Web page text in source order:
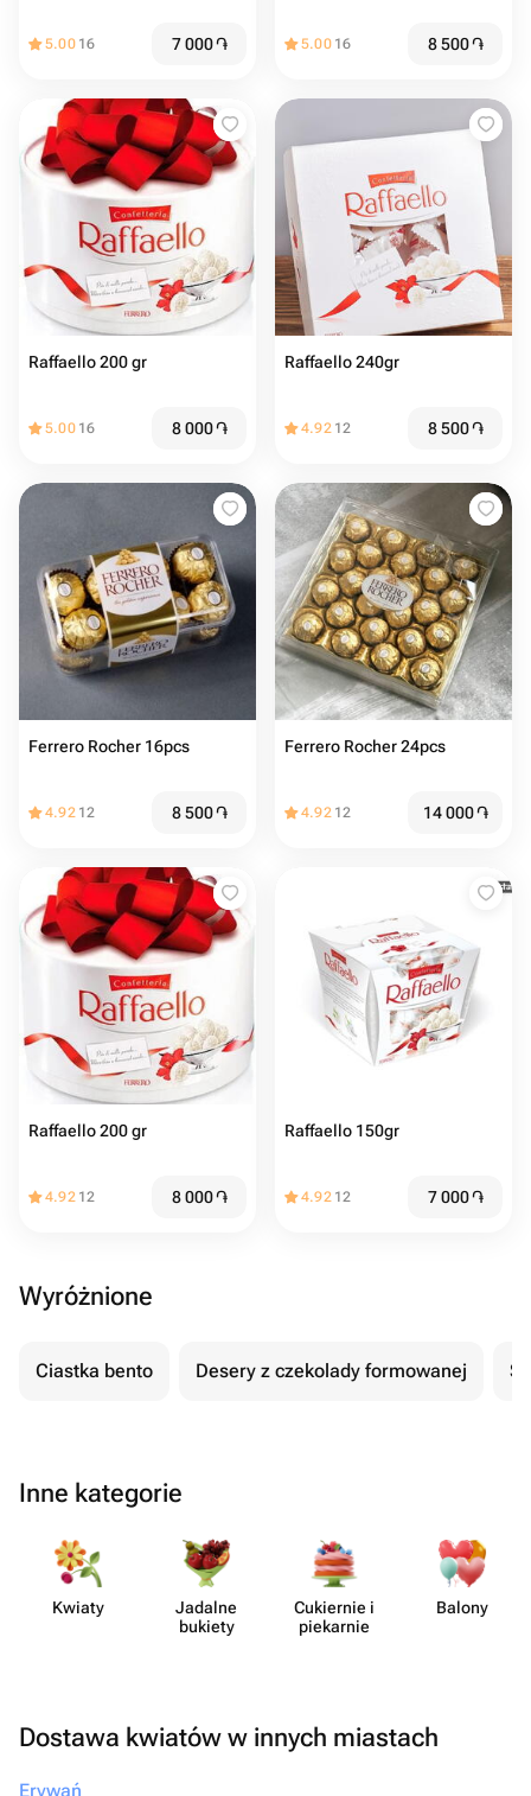
5.00 16 7 000֏ 5.00 16 8 500֏
Raffaello 200 gr
5.00 16 8 000֏
Raffaello 240gr
4.92 12 8 500֏
Ferrero Rocher 16pcs
4.92 12 8 500֏
Ferrero Rocher 24pcs
4.92 12 14 000֏
Raffaello 200 gr
4.92 12 8 000֏
Raffaello 150gr
4.92 12 7 000֏
Wyróżnione
Ciastka bento Desery z czekolady formowanej
Inne kategorie
Kwiaty
Jadalne
bukiety
Cukiernie i
piekarnie
Balony
Dostawa kwiatów w innych miastach
Erywań